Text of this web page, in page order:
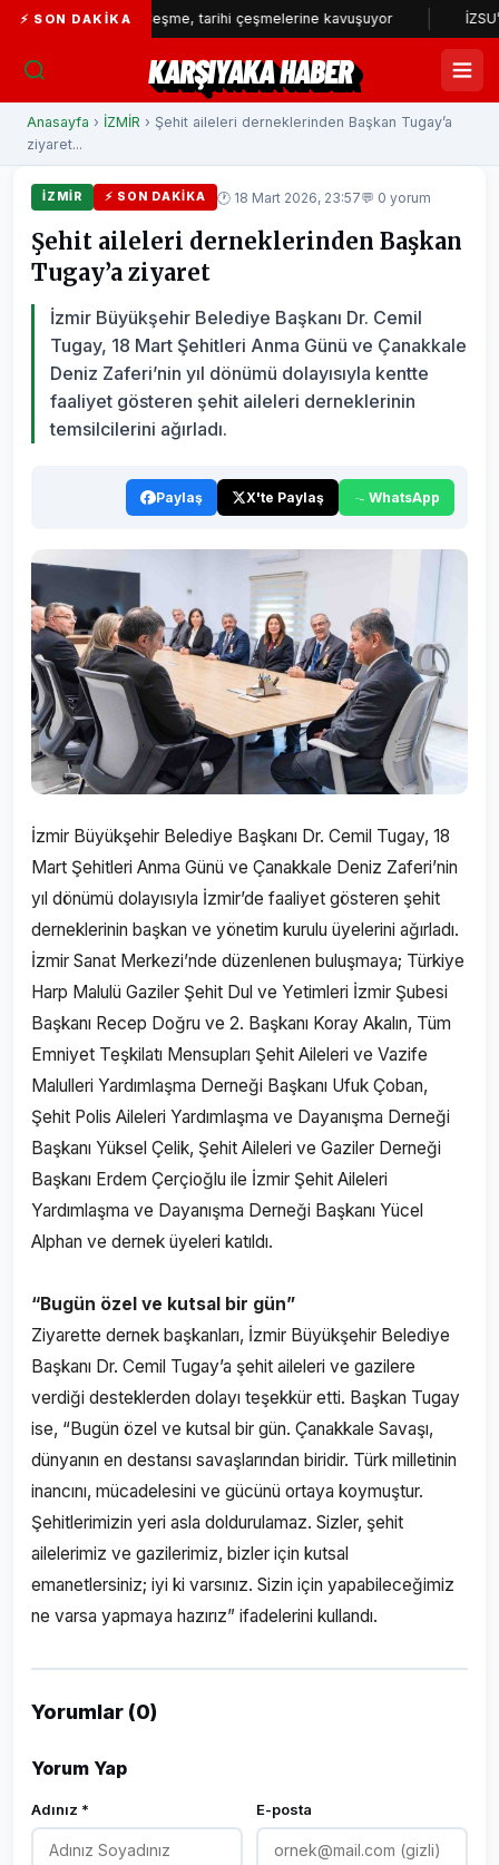
⚡ SON DAKIKAÇeşme, tarihi çeşmelerine kavuşuyor İZSU’dan
KARŞIYAKA HABER
Anasayfa › İZMİR › Şehit aileleri derneklerinden Başkan Tugay’a
ziyaret...
İZMİR ⚡ SON DAKIKA 🕐 18 Mart 2026, 23:57💬 0 yorum
Şehit aileleri derneklerinden Başkan
Tugay’a ziyaret
İzmir Büyükşehir Belediye Başkanı Dr. Cemil
Tugay, 18 Mart Şehitleri Anma Günü ve Çanakkale
Deniz Zaferi’nin yıl dönümü dolayısıyla kentte
faaliyet gösteren şehit aileleri derneklerinin
temsilcilerini ağırladı.
Paylaş X'te Paylaş WhatsApp
İzmir Büyükşehir Belediye Başkanı Dr. Cemil Tugay, 18
Mart Şehitleri Anma Günü ve Çanakkale Deniz Zaferi’nin
yıl dönümü dolayısıyla İzmir’de faaliyet gösteren şehit
derneklerinin başkan ve yönetim kurulu üyelerini ağırladı.
İzmir Sanat Merkezi’nde düzenlenen buluşmaya; Türkiye
Harp Malulü Gaziler Şehit Dul ve Yetimleri İzmir Şubesi
Başkanı Recep Doğru ve 2. Başkanı Koray Akalın, Tüm
Emniyet Teşkilatı Mensupları Şehit Aileleri ve Vazife
Malulleri Yardımlaşma Derneği Başkanı Ufuk Çoban,
Şehit Polis Aileleri Yardımlaşma ve Dayanışma Derneği
Başkanı Yüksel Çelik, Şehit Aileleri ve Gaziler Derneği
Başkanı Erdem Çerçioğlu ile İzmir Şehit Aileleri
Yardımlaşma ve Dayanışma Derneği Başkanı Yücel
Alphan ve dernek üyeleri katıldı.
“Bugün özel ve kutsal bir gün”
Ziyarette dernek başkanları, İzmir Büyükşehir Belediye
Başkanı Dr. Cemil Tugay’a şehit aileleri ve gazilere
verdiği desteklerden dolayı teşekkür etti. Başkan Tugay
ise, “Bugün özel ve kutsal bir gün. Çanakkale Savaşı,
dünyanın en destansı savaşlarından biridir. Türk milletinin
inancını, mücadelesini ve gücünü ortaya koymuştur.
Şehitlerimizin yeri asla doldurulamaz. Sizler, şehit
ailelerimiz ve gazilerimiz, bizler için kutsal
emanetlersiniz; iyi ki varsınız. Sizin için yapabileceğimiz
ne varsa yapmaya hazırız” ifadelerini kullandı.
Yorumlar (0)
Yorum Yap
Adınız * E-posta